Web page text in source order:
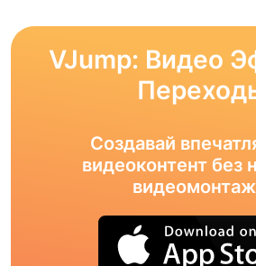
VJump: Видео
Создавай
видеоконтент без